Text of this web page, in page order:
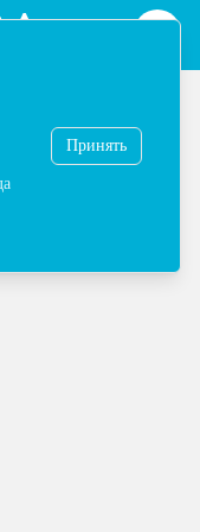
сумки, косметика,
"Для улучшения
Принять